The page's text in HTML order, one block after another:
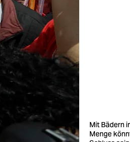
Mit Bädern
Menge